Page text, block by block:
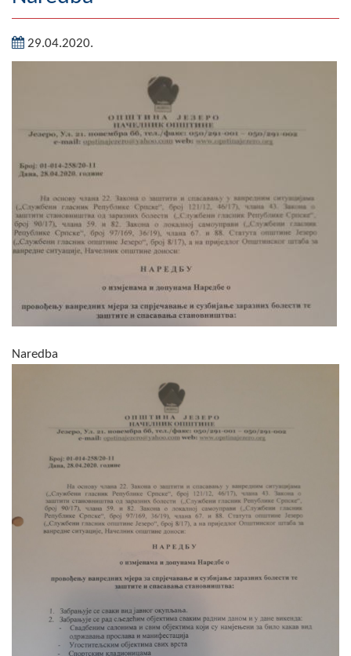
Geografija
Naseljena mjesta
Fotogalerija
O Načelniku
Zamjenik načelnika
Izvještaj o radu načelnika
SKUPŠTINA
Skupštinsko vijeće opštine jezero
Službeni Glasnici
INFO
Vijesti
Aktivnosti
Javni pozivi
Obavještenja
29.04.2020.
Naredba